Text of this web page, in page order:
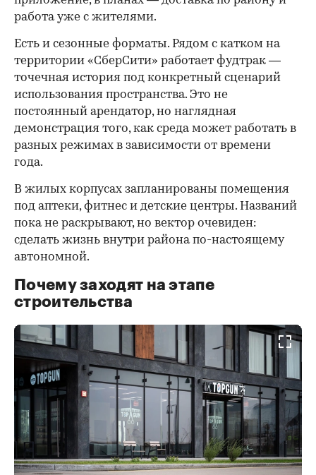
работа уже с жителями.
Есть и сезонные форматы. Рядом с катком на
территории «СберСити» работает фудтрак —
точечная история под конкретный сценарий
использования пространства. Это не
постоянный арендатор, но наглядная
демонстрация того, как среда может работать в
разных режимах в зависимости от времени
года.
В жилых корпусах запланированы помещения
под аптеки, фитнес и детские центры. Названий
пока не раскрывают, но вектор очевиден:
сделать жизнь внутри района по-настоящему
автономной.
Почему заходят на этапе
строительства